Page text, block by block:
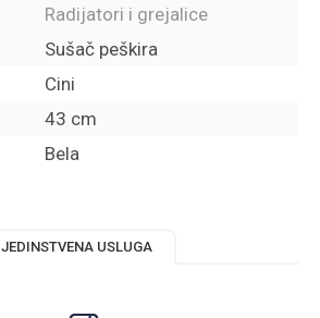
Radijatori i grejalice
Sušač peškira
Cini
43 cm
Bela
JEDINSTVENA USLUGA